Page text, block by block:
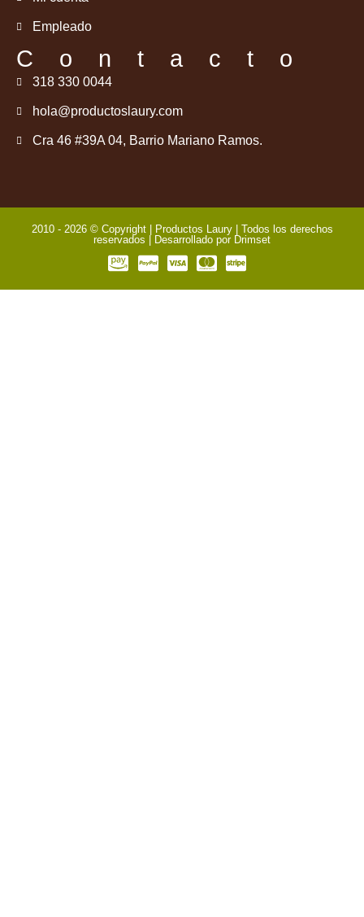
Empleado
Contacto
318 330 0044
hola@productoslaury.com
Cra 46 #39A 04, Barrio Mariano Ramos.
2010 - 2026 © Copyright | Productos Laury | Todos los derechos
reservados | Desarrollado por Drimset